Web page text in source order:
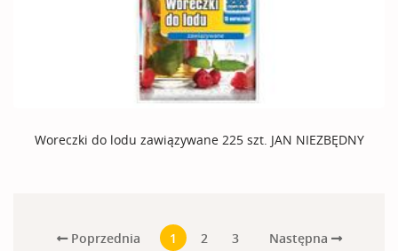
Woreczki do lodu zawiązywane 225 szt. JAN NIEZBĘDNY
Poprzednia 1 2 3 Następna